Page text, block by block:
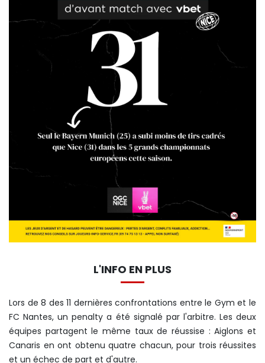
L'INFO EN PLUS
Lors de 8 des 11 dernières confrontations entre le Gym et le
FC Nantes, un penalty a été signalé par l'arbitre. Les deux
équipes partagent le même taux de réussise : Aiglons et
Canaris en ont obtenu quatre chacun, pour trois réussites
et un échec de part et d'autre.